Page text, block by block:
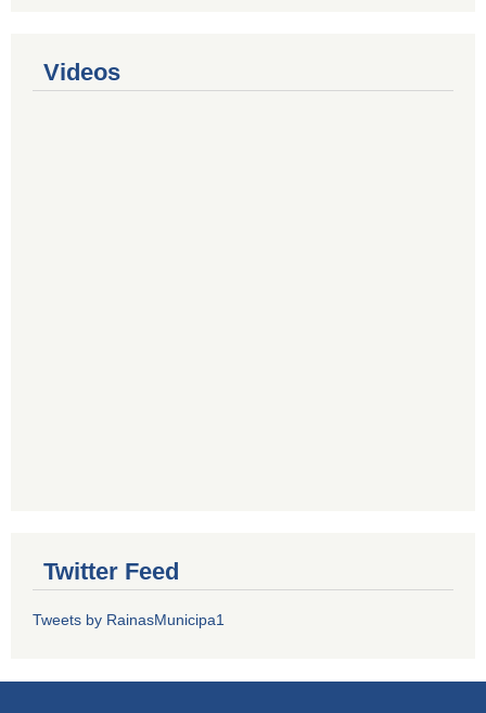
Videos
Twitter Feed
Tweets by RainasMunicipa1